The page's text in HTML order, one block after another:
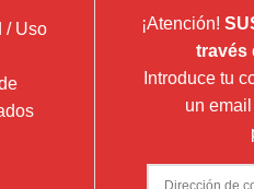
/ Uso
¡Atención!
través
Introduce tu
un
Dirección